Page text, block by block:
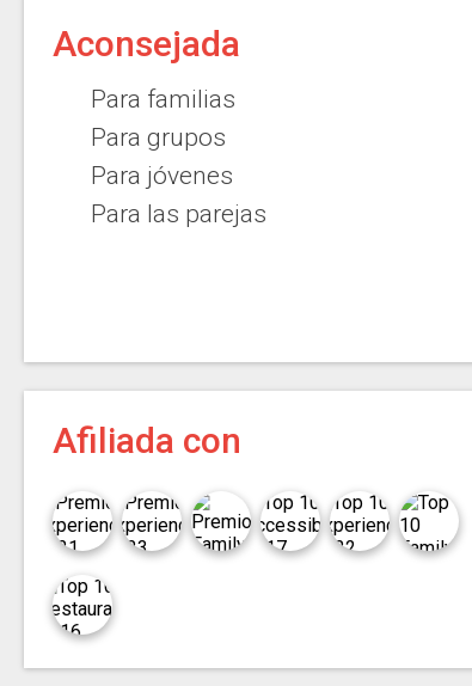
Aconsejada
Para familias
Para grupos
Para jóvenes
Para las parejas
Afiliada con